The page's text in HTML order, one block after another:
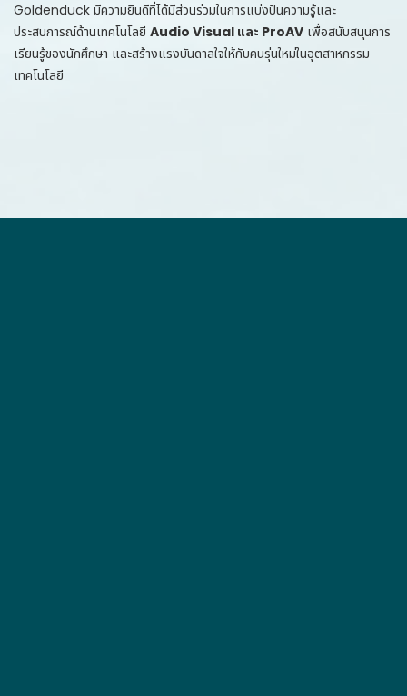
Goldenduck มีความยินดีที่ได้มีส่วนร่วมในการแบ่งปันความรู้และ
ประสบการณ์ด้านเทคโนโลยี Audio Visual และ ProAV เพื่อสนับสนุนการ
เรียนรู้ของนักศึกษา และสร้างแรงบันดาลใจให้กับคนรุ่นใหม่ในอุตสาหกรรม
เทคโนโลยี